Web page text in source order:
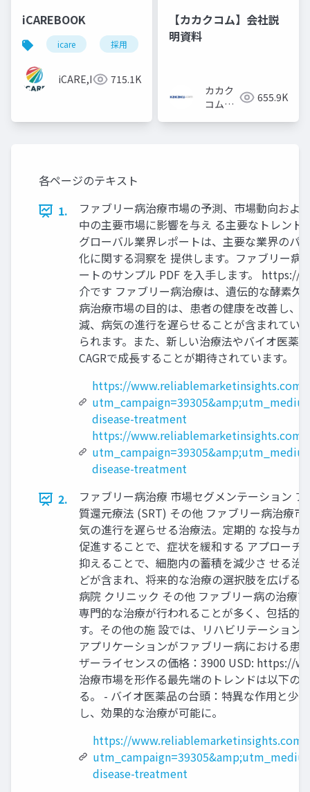
iCAREBOOK
icare 採用 カルチャーデック
iCARE,Inc 715.1K
【カカクコム】会社説
明資料
カカク
コム採
655.9K
各ページのテキスト
1.
ファブリー病治療市場の予測、市場動向およ
中の主要市場に影響を与え る主要なトレン
グローバル業界レポートは、主要な業界のパ
化に関する洞察を 提供します。ファブリー
ートのサンプル PDF を入手します。
介です ファブリー病治療は、遺伝的な酵素
病治療市場の目的は、患者の健康を改善し、
減、病気の進行を遅らせることが含まれてい
られます。また、新しい治療法やバイオ医薬
CAGRで成長することが期待されています。
https://www.reliablemarketinsights.com/
disease-treatment
https://www.reliablemarketinsights.com/
disease-treatment
2.
ファブリー病治療 市場セグメンテーション
質還元療法 (SRT) その他 ファブリー病治療
気の進行を遅らせる治療法。定期的 な投与
促進することで、症状を緩和する アプロー
抑えることで、細胞内の蓄積を減少さ せる
どが含まれ、将来的な治療の選択肢を広げる
病院 クリニック その他 ファブリー病の治療
専門的な治療が行われることが多く、包括的
す。その他の施 設では、リハビリテーショ
アプリケーションがファブリー病における患
ザーライセンスの価格：3900 USD: https://
治療市場を形作る最先端のトレンドは以下の
る。 - バイオ医薬品の台頭：特異な作用と少
し、効果的な治療が可能に。
https://www.reliablemarketinsights.com/
disease-treatment